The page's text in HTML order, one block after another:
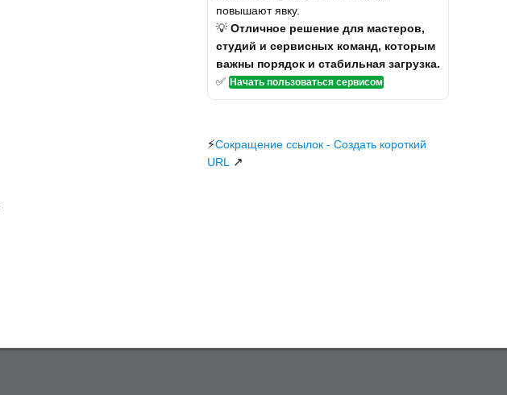
повышают явку.
💡 Отличное решение для мастеров,
студий и сервисных команд, которым
важны порядок и стабильная загрузка.
✅ Начать пользоваться сервисом
⚡Сокращение ссылок - Создать короткий
URL
↗